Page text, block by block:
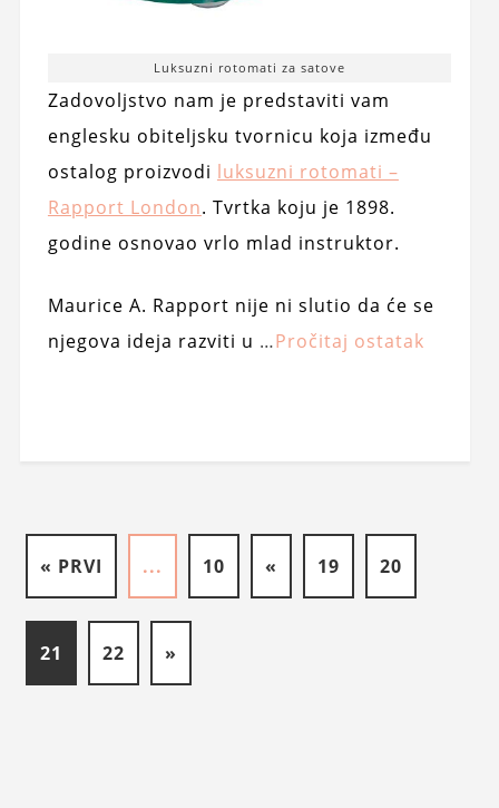
Luksuzni rotomati za satove
Zadovoljstvo nam je predstaviti vam
englesku obiteljsku tvornicu koja između
ostalog proizvodi luksuzni rotomati –
Rapport London. Tvrtka koju je 1898.
godine osnovao vrlo mlad instruktor.
Maurice A. Rapport nije ni slutio da će se
njegova ideja razviti u …Pročitaj ostatak
« PRVI ... 10 « 19 20
21 22 »